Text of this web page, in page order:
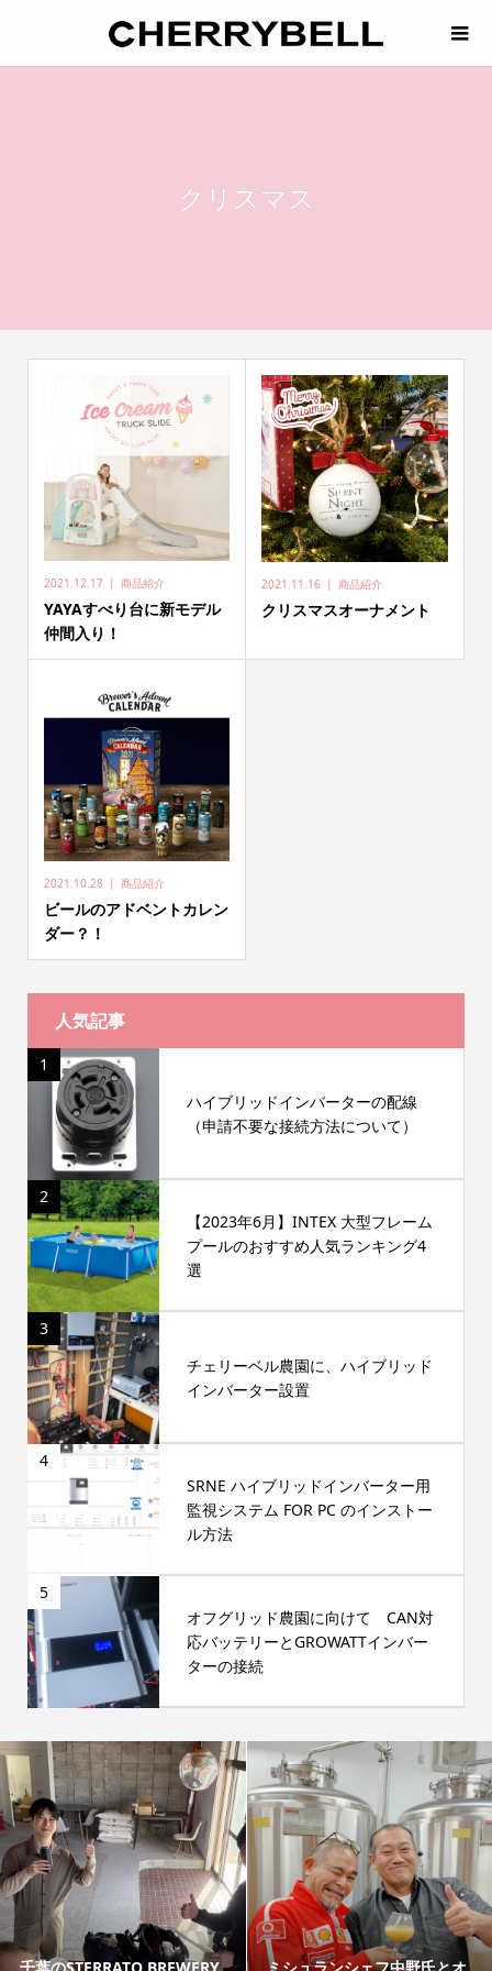
クリスマス
2021.12.17 商品紹介
YAYAすべり台に新モデル
仲間入り！
2021.11.16 商品紹介
クリスマスオーナメント
2021.10.28 商品紹介
ビールのアドベントカレン
ダー？！
人気記事
1
ハイブリッドインバーターの配線
（申請不要な接続方法について）
2
【2023年6月】INTEX 大型フレーム
プールのおすすめ人気ランキング4
選
3
チェリーベル農園に、ハイブリッド
インバーター設置
4
SRNE ハイブリッドインバーター用
監視システム FOR PC のインストー
ル方法
5
オフグリッド農園に向けて CAN対
応バッテリーとGROWATTインバー
ターの接続